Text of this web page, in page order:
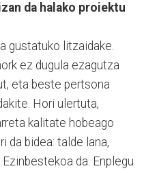
da halako proiektu
gustatuko litzaidake.
ez dugula ezagutza
eta beste pertsona
Hori ulertuta,
kalitate hobeago
da bidea: talde lana,
da. Enplegu